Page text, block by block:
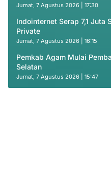
Jumat, 7 Agustus 2026 | 17:30
Indointernet Serap 7,1 Juta
Private
Jumat, 7 Agustus 2026 | 16:15
Pemkab Agam Mulai
Selatan
Jumat, 7 Agustus 2026 | 15:47